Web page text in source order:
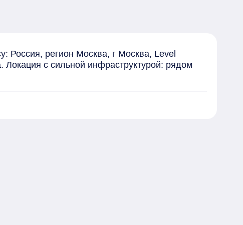
Россия, регион Москва, г Москва, Level
с сильной инфраструктурой: рядом